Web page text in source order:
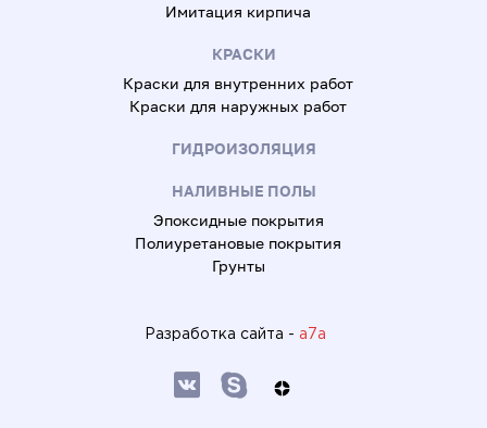
Имитация кирпича
КРАСКИ
Краски для внутренних работ
Краски для наружных работ
ГИДРОИЗОЛЯЦИЯ
НАЛИВНЫЕ ПОЛЫ
Эпоксидные покрытия
Полиуретановые покрытия
Грунты
Разработка сайта - a7a